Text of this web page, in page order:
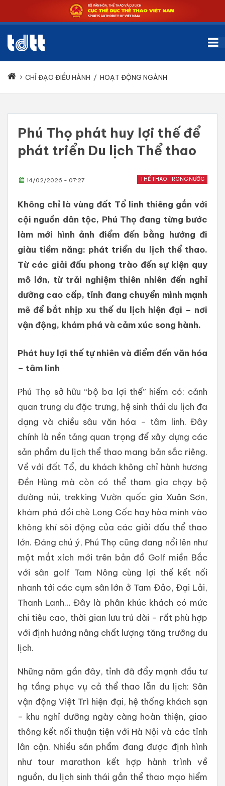
CHỈ ĐẠO ĐIỀU HÀNH / HOẠT ĐỘNG NGÀNH
Phú Thọ phát huy lợi thế để
phát triển Du lịch Thể thao
THỂ THAO TRONG NƯỚC
14/02/2026 - 07:27
Không chỉ là vùng đất Tổ linh thiêng gắn với
cội nguồn dân tộc, Phú Thọ đang từng bước
làm mới hình ảnh điểm đến bằng hướng đi
giàu tiềm năng: phát triển du lịch thể thao.
Từ các giải đấu phong trào đến sự kiện quy
mô lớn, từ trải nghiệm thiên nhiên đến nghỉ
dưỡng cao cấp, tỉnh đang chuyển mình mạnh
mẽ để bắt nhịp xu thế du lịch hiện đại – nơi
vận động, khám phá và cảm xúc song hành.
Phát huy lợi thế tự nhiên và điểm đến văn hóa
– tâm linh
Phú Thọ sở hữu “bộ ba lợi thế” hiếm có: cảnh
quan trung du đặc trưng, hệ sinh thái du lịch đa
dạng và chiều sâu văn hóa – tâm linh. Đây
chính là nền tảng quan trọng để xây dựng các
sản phẩm du lịch thể thao mang bản sắc riêng.
Về với đất Tổ, du khách không chỉ hành hương
Đền Hùng mà còn có thể tham gia chạy bộ
đường núi, trekking Vườn quốc gia Xuân Sơn,
khám phá đồi chè Long Cốc hay hòa mình vào
không khí sôi động của các giải đấu thể thao
lớn. Đáng chú ý, Phú Thọ cũng đang nổi lên như
một mắt xích mới trên bản đồ Golf miền Bắc
với sân golf Tam Nông cùng lợi thế kết nối
nhanh tới các cụm sân lớn ở Tam Đảo, Đại Lải,
Thanh Lanh… Đây là phân khúc khách có mức
chi tiêu cao, thời gian lưu trú dài – rất phù hợp
với định hướng nâng chất lượng tăng trưởng du
lịch.
Những năm gần đây, tỉnh đã đẩy mạnh đầu tư
hạ tầng phục vụ cả thể thao lẫn du lịch: Sân
vận động Việt Trì hiện đại, hệ thống khách sạn
– khu nghỉ dưỡng ngày càng hoàn thiện, giao
thông kết nối thuận tiện với Hà Nội và các tỉnh
lân cận. Nhiều sản phẩm đang được định hình
như tour marathon kết hợp hành trình về
nguồn, du lịch sinh thái gắn thể thao mạo hiểm